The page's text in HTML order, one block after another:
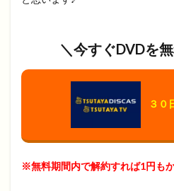
＼今すぐDVDを
３０
※無料期間内で解約すれば1円もか